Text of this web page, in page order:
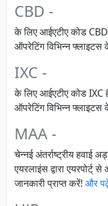
CBD -
के लिए आईएटीए कोड CBD
ऑपरेटिंग विभिन्न फ्लाइटस
IXC -
के लिए आईएटीए कोड IXC है
ऑपरेटिंग विभिन्न फ्लाइटस
MAA -
चेन्नई अंतर्राष्ट्रीय हवाई
एयरलाइंस द्वारा एयरपोर्ट्
जानकारी प्राप्त करें! और